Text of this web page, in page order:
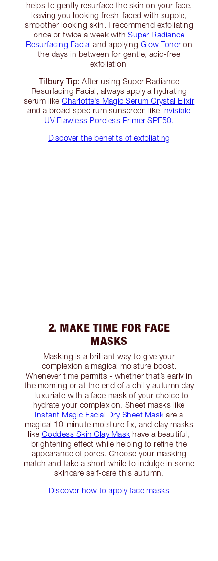
helps to gently resurface the skin on your face,
leaving you looking fresh-faced with supple,
smoother looking skin. I recommend exfoliating
once or twice a week with Super Radiance
Resurfacing Facial and applying Glow Toner on
the days in between for gentle, acid-free
exfoliation.
Tilbury Tip: After using Super Radiance
Resurfacing Facial, always apply a hydrating
serum likeCharlotte’s Magic Serum Crystal Elixir
and a broad-spectrum sunscreen like Invisible
UV Flawless Poreless Primer SPF50.
Discover the benefits of exfoliating
2. MAKE TIME FOR FACE
MASKS
Masking is a brilliant way to give your
complexion a magical moisture boost.
Whenever time permits - whether that’s early in
the morning or at the end of a chilly autumn day
- luxuriate with a face mask of your choice to
hydrate your complexion. Sheet masks like
Instant Magic Facial Dry Sheet Mask are a
magical 10-minute moisture fix, and clay masks
like Goddess Skin Clay Mask have a beautiful,
brightening effect while helping to refine the
appearance of pores. Choose your masking
match and take a short while to indulge in some
skincare self-care this autumn.
Discover how to apply face masks